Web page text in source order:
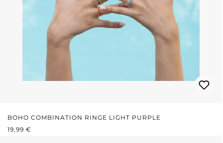
BOHO COMBINATION RINGE LIGHT PURPLE
REGULÄRER PREIS:
19,99 €